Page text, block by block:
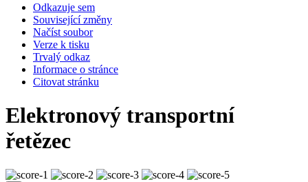
Odkazuje sem
Související změny
Načíst soubor
Verze k tisku
Trvalý odkaz
Informace o stránce
Citovat stránku
Elektronový transportní
řetězec